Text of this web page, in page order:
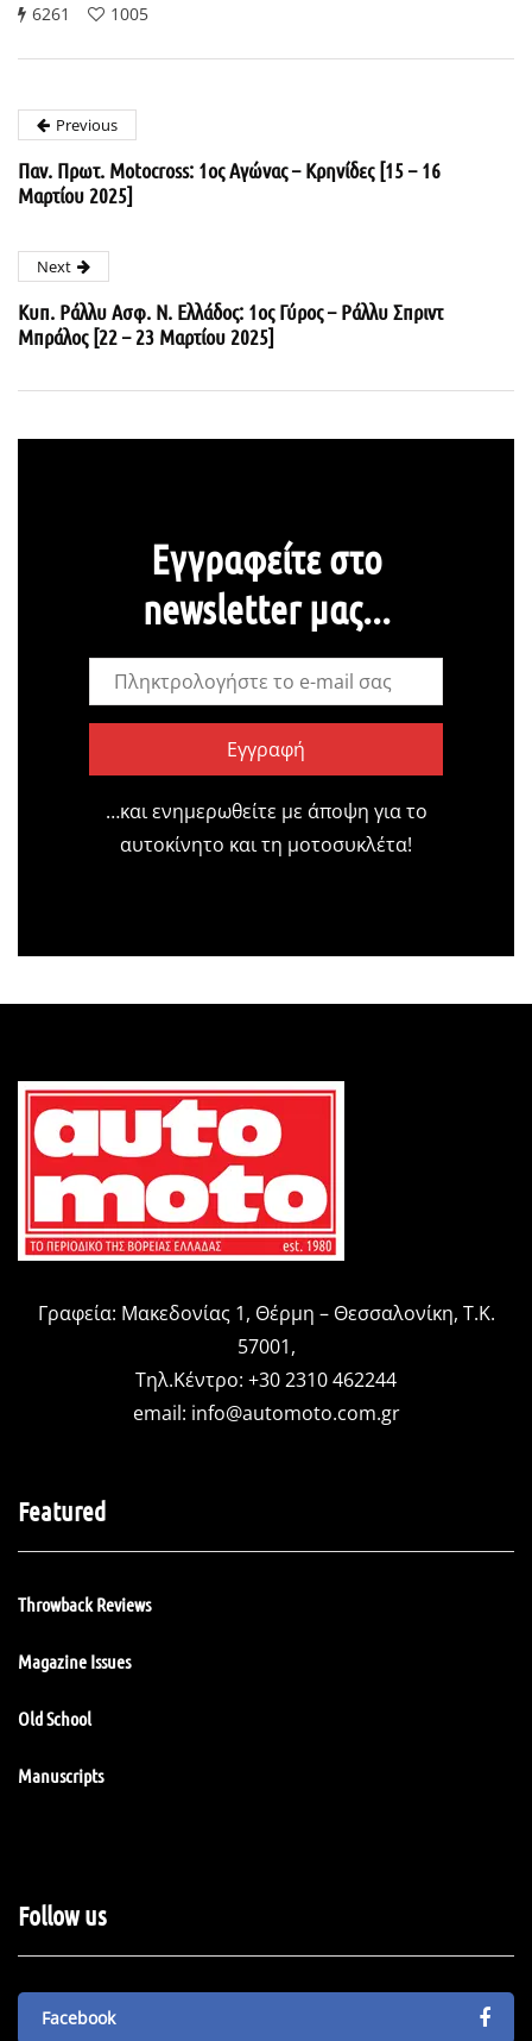
6261 1005
Previous
Παν. Πρωτ. Motocross: 1ος Αγώνας – Κρηνίδες [15 – 16
Μαρτίου 2025]
Next
Κυπ. Ράλλυ Ασφ. Ν. Ελλάδος: 1ος Γύρος – Ράλλυ Σπριντ
Μπράλος [22 – 23 Μαρτίου 2025]
Εγγραφείτε στο
newsletter μας...
Εγγραφή
…και ενημερωθείτε με άποψη για το
αυτοκίνητο και τη μοτοσυκλέτα!
Γραφεία: Μακεδονίας 1, Θέρμη – Θεσσαλονίκη, Τ.Κ.
57001,
Τηλ.Κέντρο: +30 2310 462244
email: info@automoto.com.gr
Featured
Throwback Reviews
Magazine Issues
Old School
Manuscripts
Follow us
Facebook